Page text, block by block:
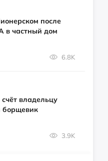
после
в частный дом
6.8K
владельцу
борщевик
3.9K